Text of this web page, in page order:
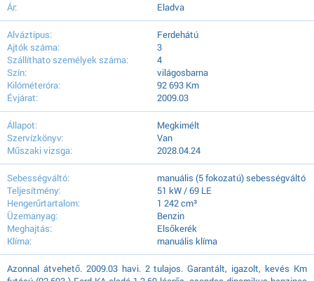
Ár: Eladva
Alváztípus:
Ferdehátú
Ajtók száma:
3
Szállíthato személyek száma:
4
Szín:
világosbarna
Kilóméteróra:
92 693 Km
Évjárat:
2009.03
Állapot:
Megkimélt
Szervízkönyv:
Van
Műszaki vizsga:
2028.04.24
Sebességváltó:
manuális (5 fokozatú) sebességváltó
Teljesítmény:
51 kW / 69 LE
Hengerűrtartalom:
1 242 cm³
Üzemanyag:
Benzin
Meghajtás:
Elsőkerék
Klíma:
manuális klíma
Azonnal átvehető. 2009.03 havi. 2 tulajos. Garantált, igazolt, kevés Km